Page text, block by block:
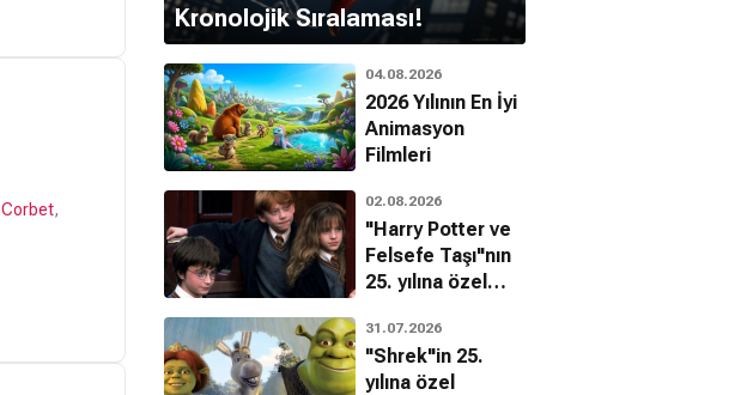
Corbet,
Kronolojik Sıralaması!
04.08.2026
2026 Yılının En İyi
Animasyon
Filmleri
02.08.2026
"Harry Potter ve
Felsefe Taşı"nın
25. yılına özel
bilinmeyenleri!
31.07.2026
"Shrek"in 25.
yılına özel